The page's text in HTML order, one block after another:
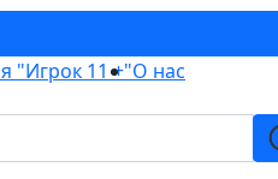
"Игрок 11 +"О нас